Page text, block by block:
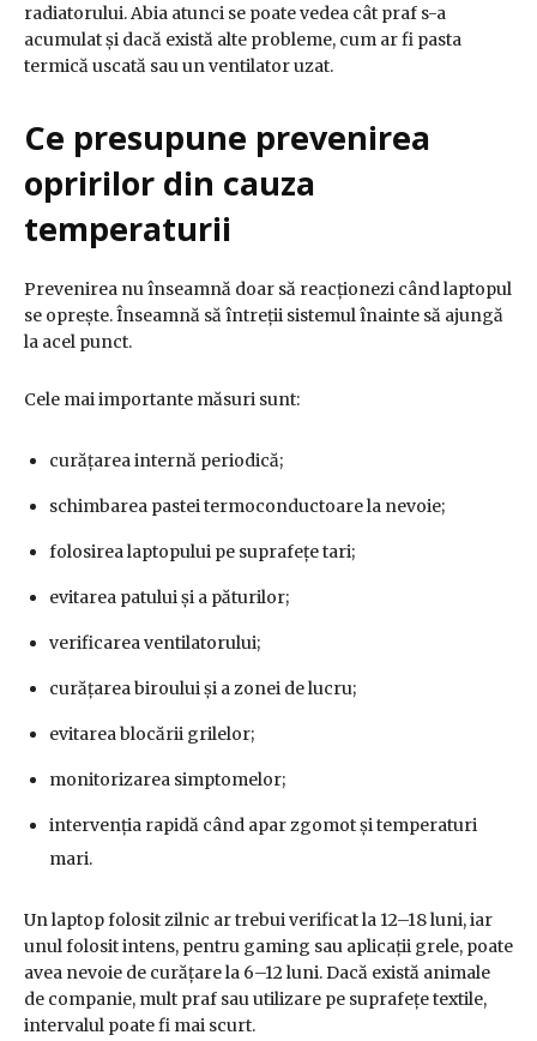
radiatorului. Abia atunci se poate vedea cât praf s-a
acumulat și dacă există alte probleme, cum ar fi pasta
termică uscată sau un ventilator uzat.
Ce presupune prevenirea
opririlor din cauza
temperaturii
Prevenirea nu înseamnă doar să reacționezi când laptopul
se oprește. Înseamnă să întreții sistemul înainte să ajungă
la acel punct.
Cele mai importante măsuri sunt:
curățarea internă periodică;
schimbarea pastei termoconductoare la nevoie;
folosirea laptopului pe suprafețe tari;
evitarea patului și a păturilor;
verificarea ventilatorului;
curățarea biroului și a zonei de lucru;
evitarea blocării grilelor;
monitorizarea simptomelor;
intervenția rapidă când apar zgomot și temperaturi
mari.
Un laptop folosit zilnic ar trebui verificat la 12–18 luni, iar
unul folosit intens, pentru gaming sau aplicații grele, poate
avea nevoie de curățare la 6–12 luni. Dacă există animale
de companie, mult praf sau utilizare pe suprafețe textile,
intervalul poate fi mai scurt.